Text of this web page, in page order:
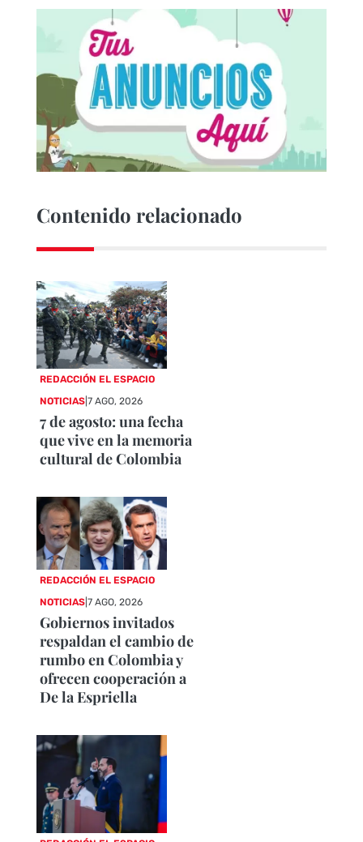
Contenido relacionado
REDACCIÓN EL ESPACIO
NOTICIAS |7 AGO, 2026
7 de agosto: una fecha
que vive en la memoria
cultural de Colombia
REDACCIÓN EL ESPACIO
NOTICIAS |7 AGO, 2026
Gobiernos invitados
respaldan el cambio de
rumbo en Colombia y
ofrecen cooperación a
De la Espriella